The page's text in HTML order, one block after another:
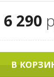
6 290
В